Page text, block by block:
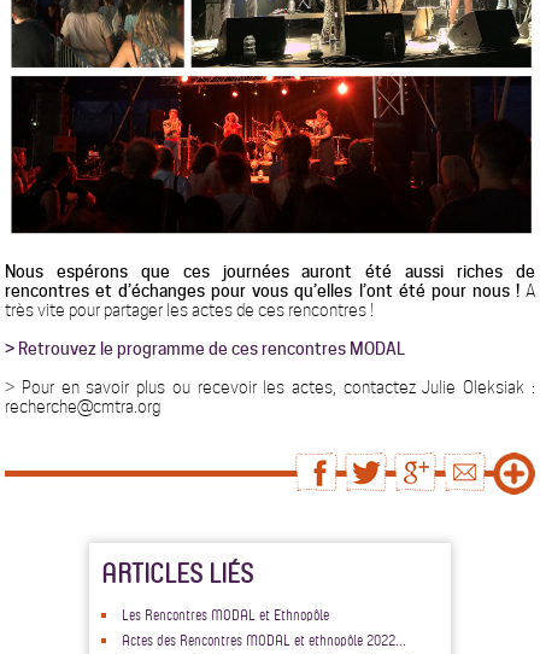
Nous espérons que ces journées auront été aussi riches de
rencontres et d’échanges pour vous qu’elles l’ont été pour nous ! A
très vite pour partager les actes de ces rencontres !
> Retrouvez le programme de ces rencontres MODAL
> Pour en savoir plus ou recevoir les actes, contactez Julie Oleksiak :
recherche@cmtra.org
ARTICLES LIÉS
Les Rencontres MODAL et Ethnopôle
Actes des Rencontres MODAL et ethnopôle 2022...